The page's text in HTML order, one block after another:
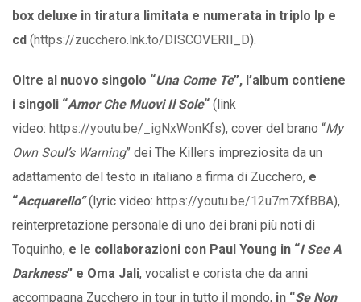
box deluxe in tiratura limitata e numerata in triplo lp e
cd (https://zucchero.lnk.to/DISCOVERII_D).
Oltre al nuovo singolo “Una Come Te”, l’album contiene
i singoli “Amor Che Muovi Il Sole“ (link
video: https://youtu.be/_igNxWonKfs), cover del brano “My
Own Soul’s Warning” dei The Killers impreziosita da un
adattamento del testo in italiano a firma di Zucchero, e
“Acquarello”(lyric video: https://youtu.be/12u7m7XfBBA),
reinterpretazione personale di uno dei brani più noti di
Toquinho, e le collaborazioni con Paul Young in “I See A
Darkness” e Oma Jali, vocalist e corista che da anni
accompagna Zucchero in tour in tutto il mondo, in “Se Non